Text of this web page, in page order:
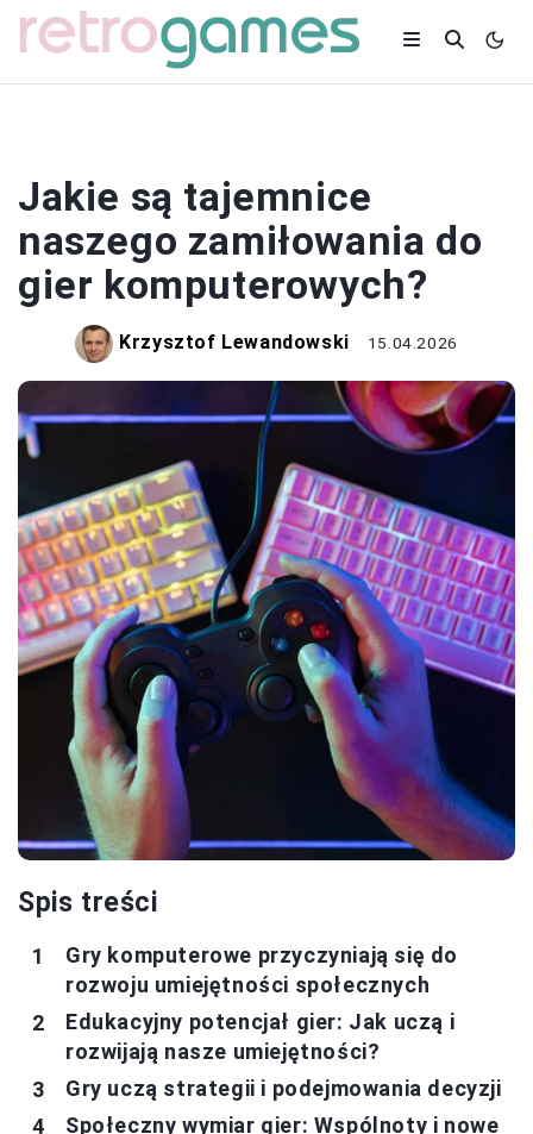
Jakie są tajemnice
naszego zamiłowania do
gier komputerowych?
Krzysztof Lewandowski 15.04.2026
Spis treści
Gry komputerowe przyczyniają się do
rozwoju umiejętności społecznych
Edukacyjny potencjał gier: Jak uczą i
rozwijają nasze umiejętności?
Gry uczą strategii i podejmowania decyzji
Społeczny wymiar gier: Wspólnoty i nowe